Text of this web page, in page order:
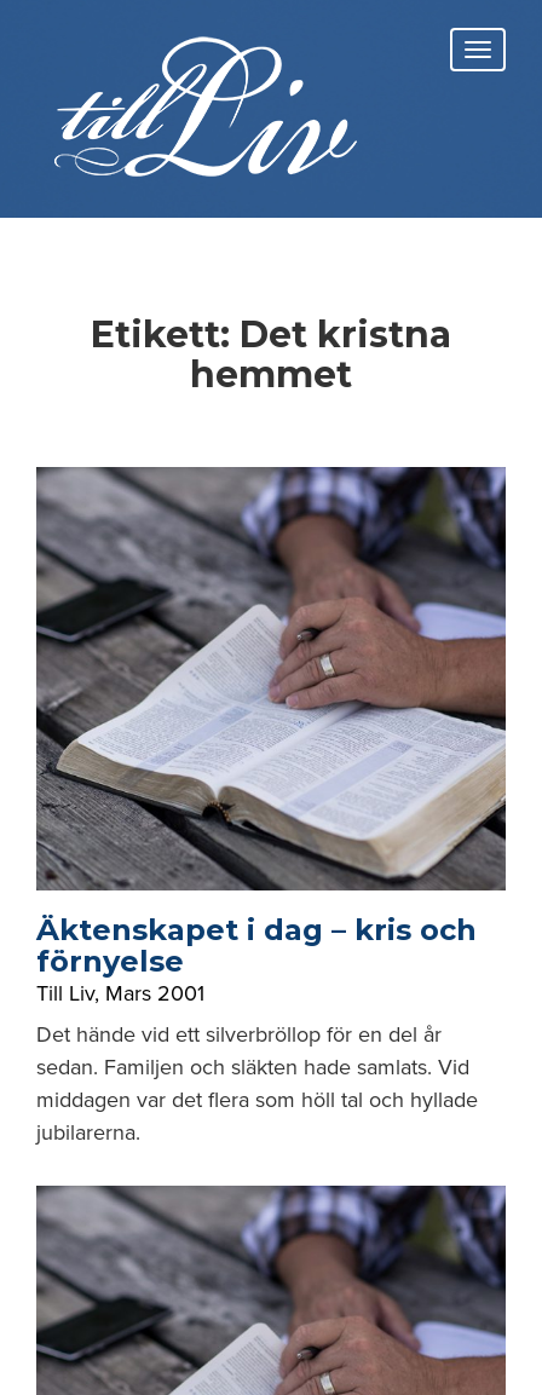
Etikett: Det kristna
hemmet
Äktenskapet i dag – kris och
förnyelse
Till Liv, Mars 2001
Det hände vid ett silverbröllop för en del år
sedan. Familjen och släkten hade samlats. Vid
middagen var det flera som höll tal och hyllade
jubilarerna.